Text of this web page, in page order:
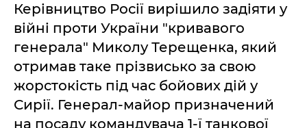
Керівництво Росії вирішило задіяти у
війні проти України "кривавого
генерала" Миколу Терещенка, який
отримав таке прізвисько за свою
жорстокість під час бойових дій у
Сирії. Генерал-майор призначений
на посаду командувача 1-ї танкової